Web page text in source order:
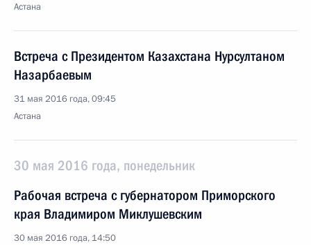
Астана
Встреча с Президентом Казахстана Нурсултаном
Назарбаевым
31 мая 2016 года, 09:45
Астана
30 мая 2016 года, понедельник
Рабочая встреча с губернатором Приморского
края Владимиром Миклушевским
30 мая 2016 года, 14:50